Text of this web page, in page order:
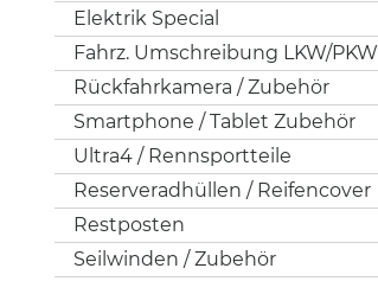
Elektrik Special
Fahrz. Umschreibung LKW/PKW
Rückfahrkamera / Zubehör
Smartphone / Tablet Zubehör
Ultra4 / Rennsportteile
Reserveradhüllen / Reifencover
Restposten
Seilwinden / Zubehör